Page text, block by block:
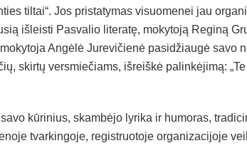
tiltai“. Jos pristatymas visuomenei jau
išleisti Pasvalio literatę, mokytoją Reginą
Angėlė Jurevičienė pasidžiaugė savo
skirtų versmiečiams, išreiškė palinkėjimą:
kūrinius, skambėjo lyrika ir humoras,
tvarkingoje, registruotoje organizacijoje